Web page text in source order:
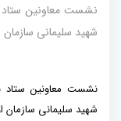
نشست معاونین ستاد
شهید سلیمانی سازمان
نشست معاونین ستاد
شهید سلیمانی سازمان